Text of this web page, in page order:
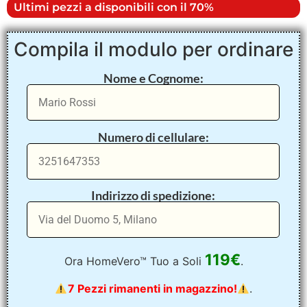
Ultimi pezzi a disponibili con il 70%
Compila il modulo per ordinare
Nome e Cognome:
Numero di cellulare:
Indirizzo di spedizione:
Ora HomeVero™ Tuo a Soli 119€.
7 Pezzi rimanenti in magazzino!
.